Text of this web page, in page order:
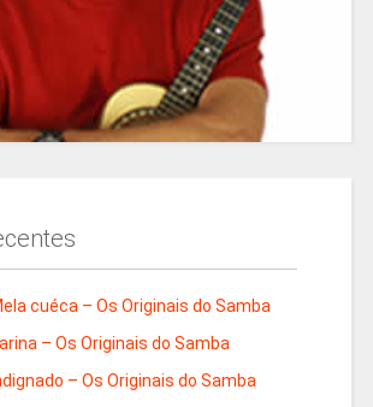
cuéca – Os Originais do Samba
– Os Originais do Samba
– Os Originais do Samba